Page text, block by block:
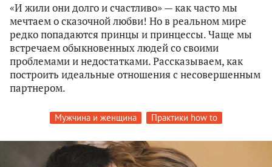
«И жили они долго и счастливо» — как часто мы
мечтаем о сказочной любви! Но в реальном мире
редко попадаются принцы и принцессы. Чаще мы
встречаем обыкновенных людей со своими
проблемами и недостатками. Рассказываем, как
построить идеальные отношения с несовершенным
партнером.
Мужчина и женщина Практики how to